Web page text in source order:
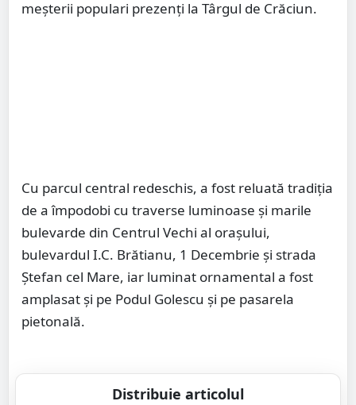
meșterii populari prezenți la Târgul de Crăciun.
Cu parcul central redeschis, a fost reluată tradiția
de a împodobi cu traverse luminoase și marile
bulevarde din Centrul Vechi al orașului,
bulevardul I.C. Brătianu, 1 Decembrie și strada
Ștefan cel Mare, iar luminat ornamental a fost
amplasat și pe Podul Golescu și pe pasarela
pietonală.
Distribuie articolul